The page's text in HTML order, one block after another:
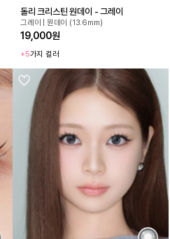
돌리 크리스틴 원데이 - 그레이
그레이 | 원데이 (13.6mm)
19,000원
+5가지 컬러